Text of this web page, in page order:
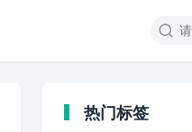

热门标签